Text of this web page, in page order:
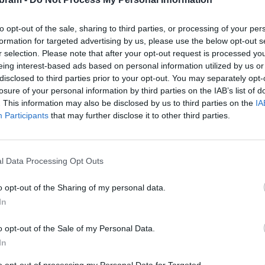
opt-out of the sale, sharing to third parties, or processing of your
for targeted advertising by us, please use the below opt-out
selection. Please note that after your opt-out request is processed
interest-based ads based on personal information utilized by us
to third parties prior to your opt-out. You may separately
of your personal information by third parties on the IAB’s list of
This information may also be disclosed by us to third parties on the
Participants that may further disclose it to other third parties.
Data Processing Opt Outs
opt-out of the Sharing of my personal data.
opt-out of the Sale of my Personal Data.
vícepráce na rekonstrukci hlediště divadla v objemu
více jak milion korun. "Jedna pozitivní zpráva. Hlediště
divadla úspěšně prochází...
Zpravodajství
Rekonstrukce hlediště začne
PŘÍBRAM - Příbramský kulturní dům oslavil v minulém